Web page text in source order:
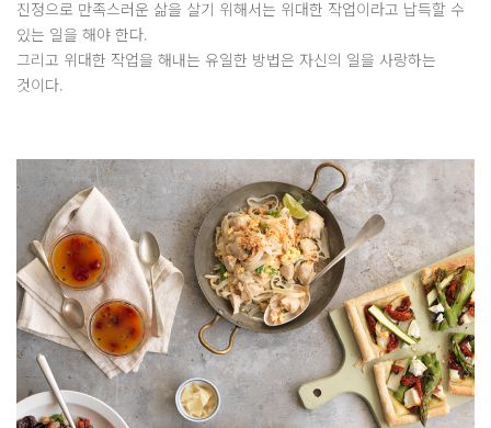
진정으로 만족스러운 삶을 살기 위해서는 위대한 작업이라고 납득할 수
있는 일을 해야 한다.
그리고 위대한 작업을 해내는 유일한 방법은 자신의 일을 사랑하는
것이다.